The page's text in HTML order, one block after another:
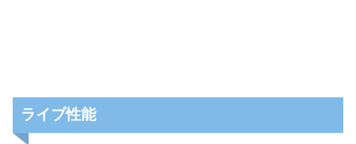
ライブ性能